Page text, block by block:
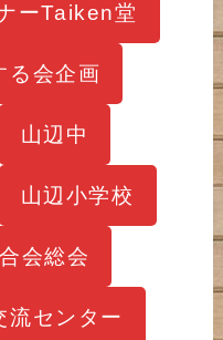
ーTaiken堂
る会企画
山辺中
山辺小学校
会総会
流センター